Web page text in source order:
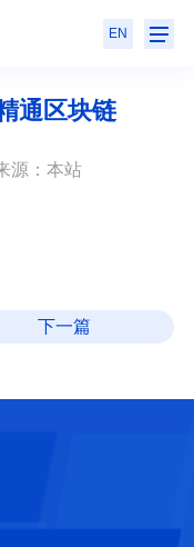
EN
通区块链
源：本站
下一篇